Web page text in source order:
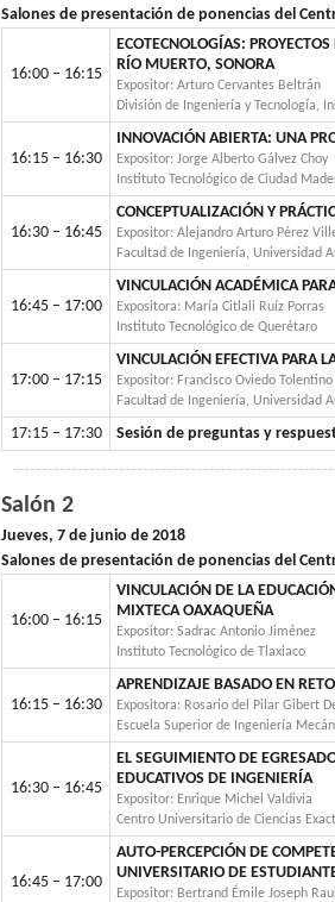
Salones de presentación de ponencias del
16:00 – 16:15
ECOTECNOLOGÍAS:
RÍO MUERTO, SONORA
Expositor: Arturo Cervantes Beltrán
División de Ingeniería y Tecnología,
16:15 – 16:30
INNOVACIÓN ABIERTA: UNA
Expositor: Jorge Alberto Gálvez Choy
Instituto Tecnológico de Ciudad
16:30 – 16:45
CONCEPTUALIZACIÓN Y
Expositor: Alejandro Arturo Pérez
Facultad de Ingeniería, Universidad
16:45 – 17:00
VINCULACIÓN ACADÉMICA
Expositora: María Citlali Ruíz Porras
Instituto Tecnológico de Querétaro
17:00 – 17:15
VINCULACIÓN EFECTIVA PARA
Expositor: Francisco Oviedo Tolentino
Facultad de Ingeniería, Universidad
17:15 – 17:30 Sesión de preguntas y
Salón 2
Jueves, 7 de junio de 2018
Salones de presentación de ponencias del
16:00 – 16:15
VINCULACIÓN DE LA
MIXTECA OAXAQUEÑA
Expositor: Sadrac Antonio Jiménez
Instituto Tecnológico de Tlaxiaco
16:15 – 16:30
APRENDIZAJE BASADO EN
Expositora: Rosario del Pilar Gibert
Escuela Superior de Ingeniería
16:30 – 16:45
EL SEGUIMIENTO DE
EDUCATIVOS DE INGENIERÍA
Expositor: Enrique Michel Valdivia
Centro Universitario de Ciencias
16:45 – 17:00
AUTO-PERCEPCIÓN DE
UNIVERSITARIO DE
Expositor: Bertrand Émile Joseph